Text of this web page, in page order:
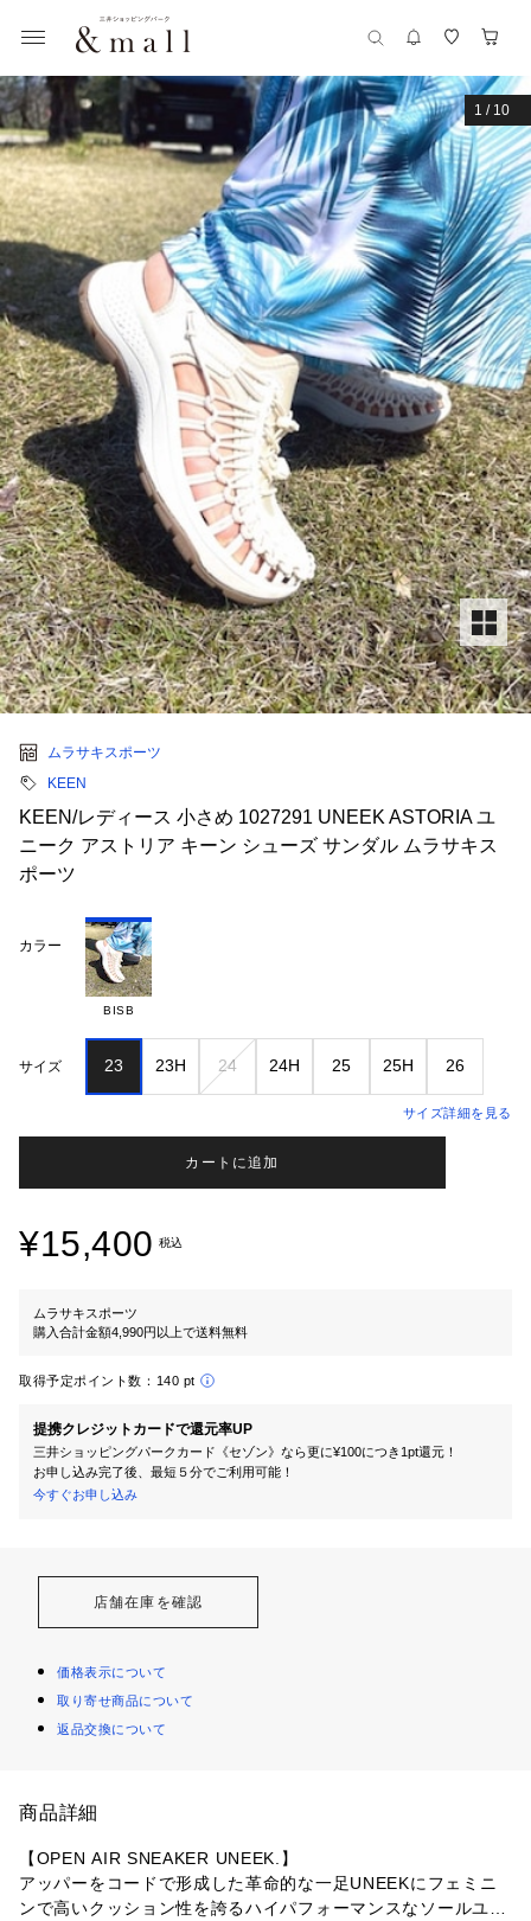
1 / 10
ムラサキスポーツ
KEEN
KEEN/レディース 小さめ 1027291 UNEEK ASTORIA ユ
ニーク アストリア キーン シューズ サンダル ムラサキス
ポーツ
カラー
BISB
サイズ 23 23H 24 24H 25 25H 26
サイズ詳細を見る
カートに追加
¥15,400 税込
ムラサキスポーツ
購入合計金額4,990円以上で送料無料
取得予定ポイント数： 140 pt
提携クレジットカードで還元率UP
三井ショッピングパークカード《セゾン》なら更に¥100につき1pt還元！
お申し込み完了後、最短５分でご利用可能！
今すぐお申し込み
店舗在庫を確認
価格表示について
取り寄せ商品について
返品交換について
商品詳細
【OPEN AIR SNEAKER UNEEK.】
アッパーをコードで形成した革命的な一足UNEEKにフェミニ
ンで高いクッション性を誇るハイパフォーマンスなソールユニ